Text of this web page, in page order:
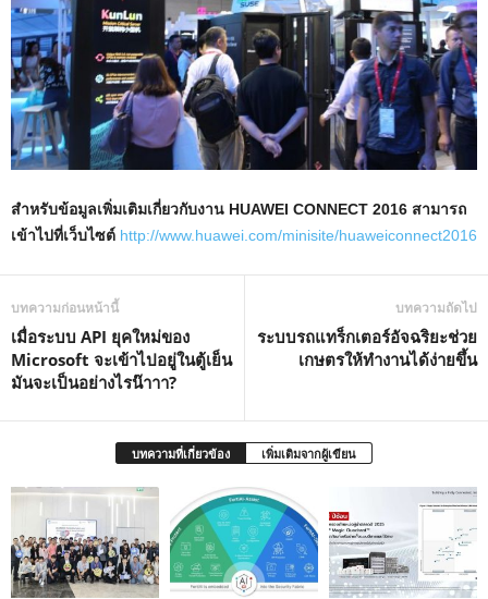
สำหรับข้อมูลเพิ่มเติมเกี่ยวกับงาน HUAWEI CONNECT 2016 สามารถ
เข้าไปที่เว็บไซต์ http://www.huawei.com/minisite/huaweiconnect2016
บทความก่อนหน้านี้
เมื่อระบบ API ยุคใหม่ของ
Microsoft จะเข้าไปอยู่ในตู้เย็น
มันจะเป็นอย่างไรน๊าาา?
บทความถัดไป
ระบบรถแทร็กเตอร์อัจฉริยะช่วย
เกษตรให้ทำงานได้ง่ายขึ้น
บทความที่เกี่ยวข้อง เพิ่มเติมจากผู้เขียน